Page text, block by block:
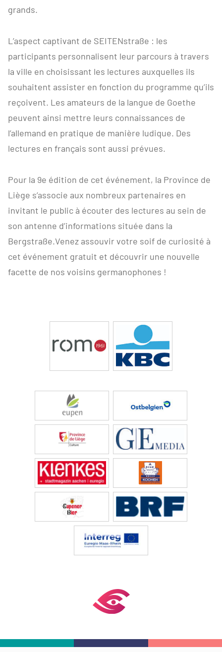
grands.
L’aspect captivant de SEITENstraße : les
participants personnalisent leur parcours à travers
la ville en choisissant les lectures auxquelles ils
souhaitent assister en fonction du programme qu’ils
reçoivent. Les amateurs de la langue de Goethe
peuvent ainsi mettre leurs connaissances de
l’allemand en pratique de manière ludique. Des
lectures en français sont aussi prévues.
Pour la 9e édition de cet événement, la Province de
Liège s’associe aux nombreux partenaires en
invitant le public à écouter des lectures au sein de
son antenne d’informations située dans la
Bergstraße.Venez assouvir votre soif de curiosité à
cet événement gratuit et découvrir une nouvelle
facette de nos voisins germanophones !